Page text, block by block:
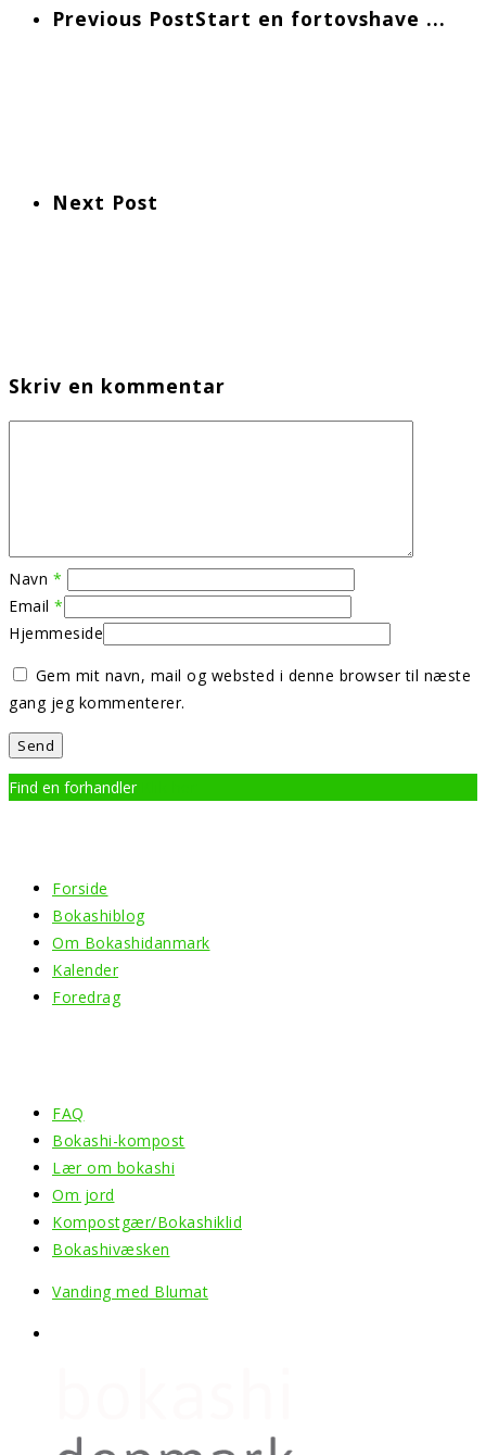
Previous PostStart en fortovshave ...
Next Post
Skriv en kommentar
Navn *
Email *
Hjemmeside
Gem mit navn, mail og websted i denne browser til næste
gang jeg kommenterer.
Find en forhandler
Forside
Bokashiblog
Om Bokashidanmark
Kalender
Foredrag
FAQ
Bokashi-kompost
Lær om bokashi
Om jord
Kompostgær/Bokashiklid
Bokashivæsken
Vanding med Blumat